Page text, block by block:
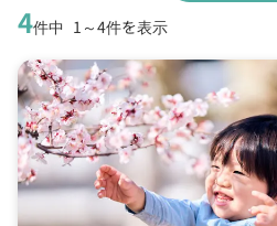
4件中 1～4件を表示